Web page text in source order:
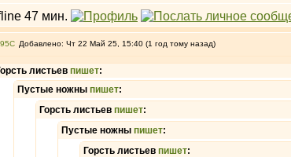
Добавлено: Чт 22 Май 25, 15:40 (1 год тому назад)
листьев пишет:
Пустые ножны пишет:
Горсть листьев пишет:
Пустые ножны пишет:
Горсть листьев пишет: